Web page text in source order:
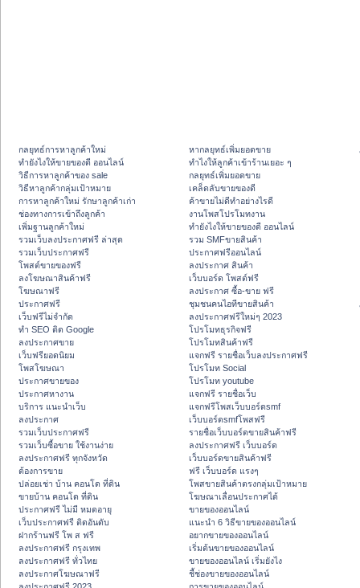
กลยุทธ์การหาลูกค้าใหม่
ทํายังไงให้ขายของดี ออนไลน์
วิธีการหาลูกค้าของ sale
วิธีหาลูกค้ากลุ่มเป้าหมาย
การหาลูกค้าใหม่ รักษาลูกค้าเก่า
ช่องทางการเข้าถึงลูกค้า
เพิ่มฐานลูกค้าใหม่
รวมเว็บลงประกาศฟรี ล่าสุด
รวมเว็บประกาศฟรี
โพสต์ขายของฟรี
ลงโฆษณาสินค้าฟรี
โฆษณาฟรี
ประกาศฟรี
เว็บฟรีไม่จำกัด
ทำ SEO ติด Google
ลงประกาศขาย
เว็บฟรียอดนิยม
โพสโฆษณา
ประกาศขายของ
ประกาศหางาน
บริการ แนะนำเว็บ
ลงประกาศ
รวมเว็บประกาศฟรี
รวมเว็บซื้อขาย ใช้งานง่าย
ลงประกาศฟรี ทุกจังหวัด
ต้องการขาย
ปล่อยเช่า บ้าน คอนโด ที่ดิน
ขายบ้าน คอนโด ที่ดิน
ประกาศฟรี ไม่มี หมดอายุ
เว็บประกาศฟรี ติดอันดับ
ฝากร้านฟรี โพ ส ฟรี
ลงประกาศฟรี กรุงเทพ
ลงประกาศฟรี ทั่วไทย
ลงประกาศโฆษณาฟรี
หากลยุทธ์เพิ่มยอดขาย
ทําไงให้ลูกค้าเข้าร้านเยอะ ๆ
กลยุทธ์เพิ่มยอดขาย
เคล็ดลับขายของดี
ค้าขายไม่ดีทำอย่างไรดี
งานโพสโปรโมทงาน
ทํายังไงให้ขายของดี ออนไลน์
รวม SMFขายสินค้า
ประกาศฟรีออนไลน์
ลงประกาศ สินค้า
เว็บบอร์ด โพสต์ฟรี
ลงประกาศ ซื้อ-ขาย ฟรี
ชุมชนคนไอทีขายสินค้า
ลงประกาศฟรีใหม่ๆ 2023
โปรโมทธุรกิจฟรี
โปรโมทสินค้าฟรี
แจกฟรี รายชื่อเว็บลงประกาศฟรี
โปรโมท Social
โปรโมท youtube
แจกฟรี รายชื่อเว็บ
แจกฟรีโพสเว็บบอร์ดsmf
เว็บบอร์ดsmfโพสฟรี
รายชื่อเว็บบอร์ดขายสินค้าฟรี
ลงประกาศฟรี เว็บบอร์ด
เว็บบอร์ดขายสินค้าฟรี
ฟรี เว็บบอร์ด แรงๆ
โพสขายสินค้าตรงกลุ่มเป้าหมาย
โฆษณาเลื่อนประกาศได้
ขายของออนไลน์
แนะนำ 6 วิธีขายของออนไลน์
อยากขายของออนไลน์
เริ่มต้นขายของออนไลน์
ขายของออนไลน์ เริ่มยังไง
ชี้ช่องขายของออนไลน์